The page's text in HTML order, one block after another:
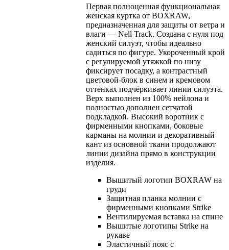
Первая полноценная функциональная
женская куртка от BOXRAW,
предназначенная для защиты от ветра и
влаги — Nell Track. Создана с нуля под
женский силуэт, чтобы идеально
садиться по фигуре. Укороченный крой
с регулируемой утяжкой по низу
фиксирует посадку, а контрастный
цветовой-блок в синем и кремовом
оттенках подчёркивает линии силуэта.
Верх выполнен из 100% нейлона и
полностью дополнен сетчатой
подкладкой. Высокий воротник с
фирменными кнопками, боковые
карманы на молнии и декоративный
кант из основной ткани продолжают
линии дизайна прямо в конструкции
изделия.
Вышитый логотип BOXRAW на
груди
Защитная планка молнии с
фирменными кнопками Strike
Вентилируемая вставка на спине
Вышитые логотипы Strike на
рукаве
Эластичный пояс с